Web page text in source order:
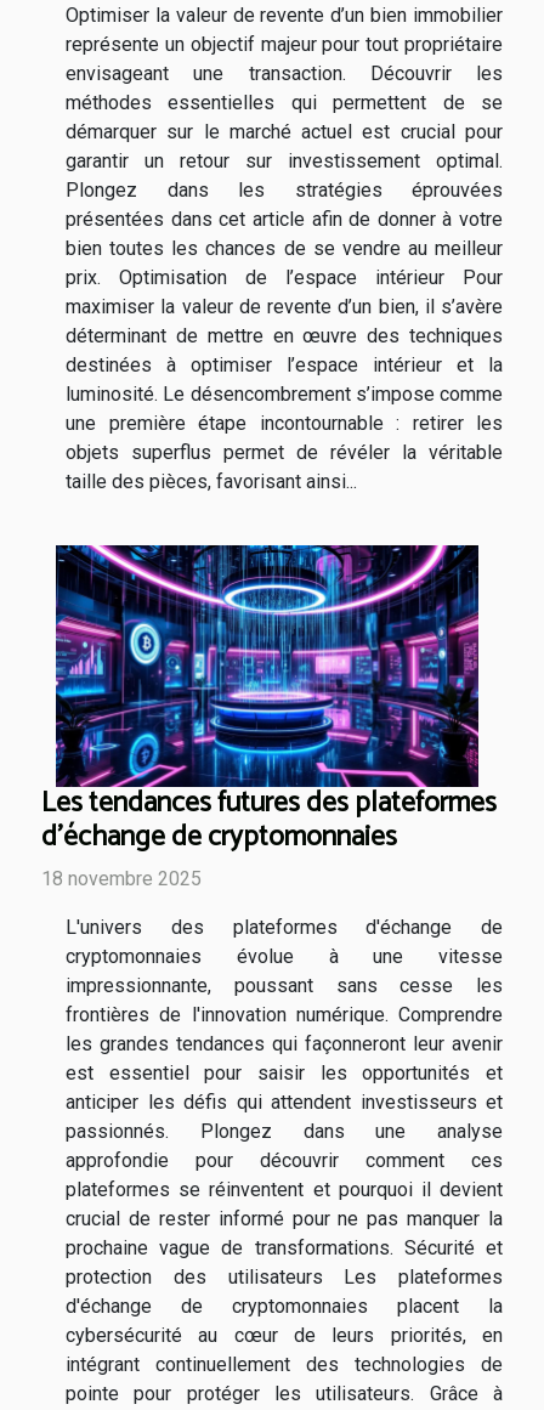
Optimiser la valeur de revente d’un bien immobilier
représente un objectif majeur pour tout propriétaire
envisageant une transaction. Découvrir les
méthodes essentielles qui permettent de se
démarquer sur le marché actuel est crucial pour
garantir un retour sur investissement optimal.
Plongez dans les stratégies éprouvées
présentées dans cet article afin de donner à votre
bien toutes les chances de se vendre au meilleur
prix. Optimisation de l’espace intérieur Pour
maximiser la valeur de revente d’un bien, il s’avère
déterminant de mettre en œuvre des techniques
destinées à optimiser l’espace intérieur et la
luminosité. Le désencombrement s’impose comme
une première étape incontournable : retirer les
objets superflus permet de révéler la véritable
taille des pièces, favorisant ainsi...
Les tendances futures des plateformes
d'échange de cryptomonnaies
18 novembre 2025
L'univers des plateformes d'échange de
cryptomonnaies évolue à une vitesse
impressionnante, poussant sans cesse les
frontières de l'innovation numérique. Comprendre
les grandes tendances qui façonneront leur avenir
est essentiel pour saisir les opportunités et
anticiper les défis qui attendent investisseurs et
passionnés. Plongez dans une analyse
approfondie pour découvrir comment ces
plateformes se réinventent et pourquoi il devient
crucial de rester informé pour ne pas manquer la
prochaine vague de transformations. Sécurité et
protection des utilisateurs Les plateformes
d'échange de cryptomonnaies placent la
cybersécurité au cœur de leurs priorités, en
intégrant continuellement des technologies de
pointe pour protéger les utilisateurs. Grâce à